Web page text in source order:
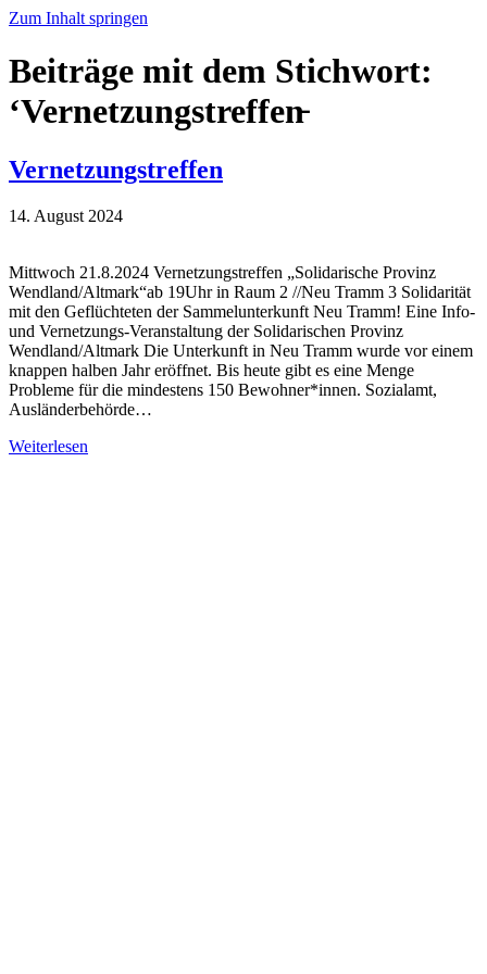
Zum Inhalt springen
Beiträge mit dem Stichwort:
‘Vernetzungstreffen̵
Vernetzungstreffen
14. August 2024
Mittwoch 21.8.2024 Vernetzungstreffen „Solidarische Provinz
Wendland/Altmark“ab 19Uhr in Raum 2 //Neu Tramm 3 Solidarität
mit den Geflüchteten der Sammelunterkunft Neu Tramm! Eine Info-
und Vernetzungs-Veranstaltung der Solidarischen Provinz
Wendland/Altmark Die Unterkunft in Neu Tramm wurde vor einem
knappen halben Jahr eröffnet. Bis heute gibt es eine Menge
Probleme für die mindestens 150 Bewohner*innen. Sozialamt,
Ausländerbehörde…
Weiterlesen